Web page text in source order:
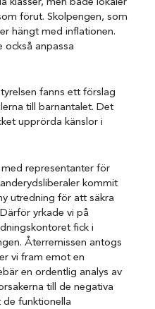
klasser, men både lokaler
förut. Skolpengen, som
hängt med inflationen.
också anpassa
fanns ett förslag
till barnantalet. Det
upprörda känslor i
representanter för
kommit
utredning för att säkra
yrkade vi på
fick i
Återremissen antogs
vi fram emot en
en ordentlig analys av
till de negativa
funktionella